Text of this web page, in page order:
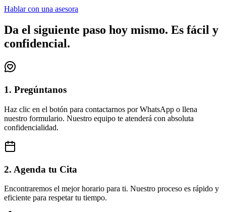
Hablar con una asesora
Da el siguiente paso hoy mismo. Es fácil y
confidencial.
1. Pregúntanos
Haz clic en el botón para contactarnos por WhatsApp o llena
nuestro formulario. Nuestro equipo te atenderá con absoluta
confidencialidad.
2. Agenda tu Cita
Encontraremos el mejor horario para ti. Nuestro proceso es rápido y
eficiente para respetar tu tiempo.